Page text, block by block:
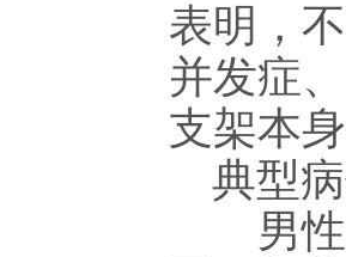
表明，
并发症
支架本
典型
男性，